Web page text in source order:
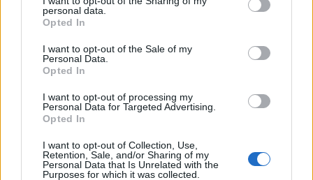
personal data.
Opted In
I want to opt-out of the Sale of my
Personal Data.
Opted In
I want to opt-out of processing my
Personal Data for Targeted Advertising.
Opted In
I want to opt-out of Collection, Use,
Retention, Sale, and/or Sharing of my
Personal Data that Is Unrelated with the
Purposes for which it was collected.